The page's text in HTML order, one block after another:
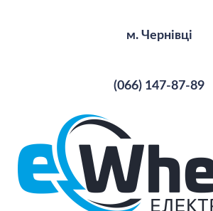
м. Чернівці
(066) 147-87-89